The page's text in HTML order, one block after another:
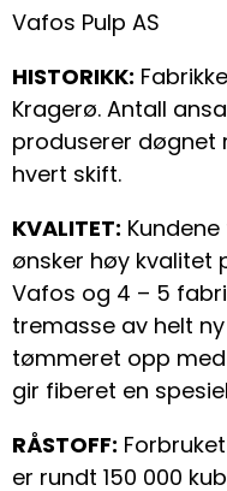
Vafos Pulp AS
HISTORIKK:
Kragerø. Antall
produserer døgnet
hvert skift.
KVALITET:
ønsker høy kvalitet
Vafos og 4 – 5
tremasse av helt
tømmeret opp
gir fiberet en
RÅSTOFF:
er rundt 150 000